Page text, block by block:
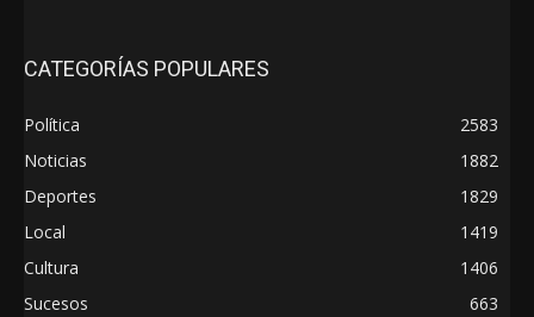
CATEGORÍAS POPULARES
Política
2583
Noticias
1882
Deportes
1829
Local
1419
Cultura
1406
Sucesos
663